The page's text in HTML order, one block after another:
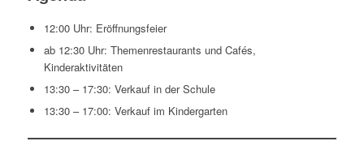
12:00 Uhr: Eröffnungsfeier
ab 12:30 Uhr: Themenrestaurants und Cafés,
Kinderaktivitäten
13:30 – 17:30: Verkauf in der Schule
13:30 – 17:00: Verkauf im Kindergarten